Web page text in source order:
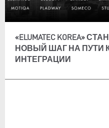
«ELUMATEC KOREA»
НОВЫЙ ШАГ НА ПУТИ
ИНТЕГРАЦИИ